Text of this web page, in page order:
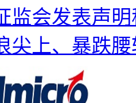
监会发表声
尖上、暴跌